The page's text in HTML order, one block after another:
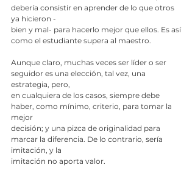
debería consistir en aprender de lo que otros
ya hicieron -
bien y mal- para hacerlo mejor que ellos. Es así
como el estudiante supera al maestro.
Aunque claro, muchas veces ser líder o ser
seguidor es una elección, tal vez, una
estrategia, pero,
en cualquiera de los casos, siempre debe
haber, como mínimo, criterio, para tomar la
mejor
decisión; y una pizca de originalidad para
marcar la diferencia. De lo contrario, sería
imitación, y la
imitación no aporta valor.